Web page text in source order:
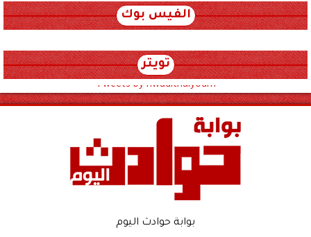
الفيس بوك
تويتر
Tweets by hwadithalyoum
بوابة حوادث اليوم